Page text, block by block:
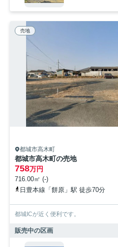
売地
都城市高木町
都城市高木町の売地
758万円
716.00㎡ (-)
日豊本線「餅原」駅 徒歩70分
都城ICが近く便利です。
販売中の区画